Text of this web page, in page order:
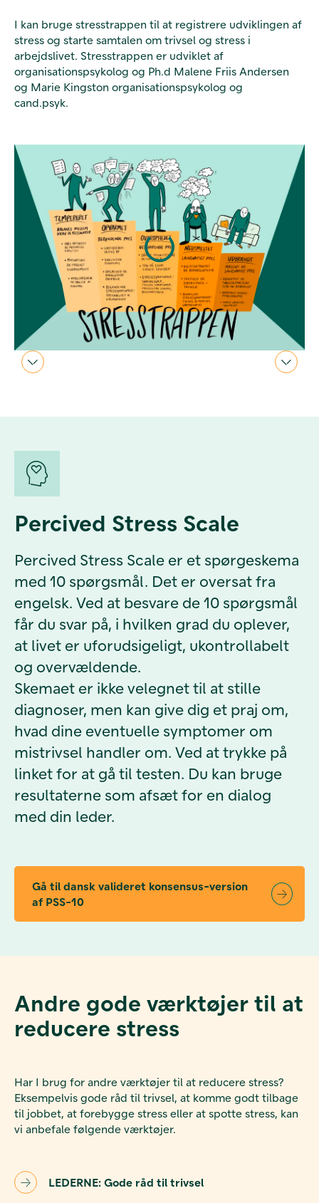
I kan bruge stresstrappen til at registrere udviklingen af
stress og starte samtalen om trivsel og stress i
arbejdslivet. Stresstrappen er udviklet af
organisationspsykolog og Ph.d Malene Friis Andersen
og Marie Kingston organisationspsykolog og
cand.psyk.
Percived Stress Scale
Percived Stress Scale er et spørgeskema
med 10 spørgsmål. Det er oversat fra
engelsk. Ved at besvare de 10 spørgsmål
får du svar på, i hvilken grad du oplever,
at livet er uforudsigeligt, ukontrollabelt
og overvældende.
Skemaet er ikke velegnet til at stille
diagnoser, men kan give dig et praj om,
hvad dine eventuelle symptomer om
mistrivsel handler om. Ved at trykke på
linket for at gå til testen. Du kan bruge
resultaterne som afsæt for en dialog
med din leder.
Gå til dansk valideret konsensus-version
af PSS-10
Andre gode værktøjer til at
reducere stress
Har I brug for andre værktøjer til at reducere stress?
Eksempelvis gode råd til trivsel, at komme godt tilbage
til jobbet, at forebygge stress eller at spotte stress, kan
vi anbefale følgende værktøjer.
LEDERNE: Gode råd til trivsel